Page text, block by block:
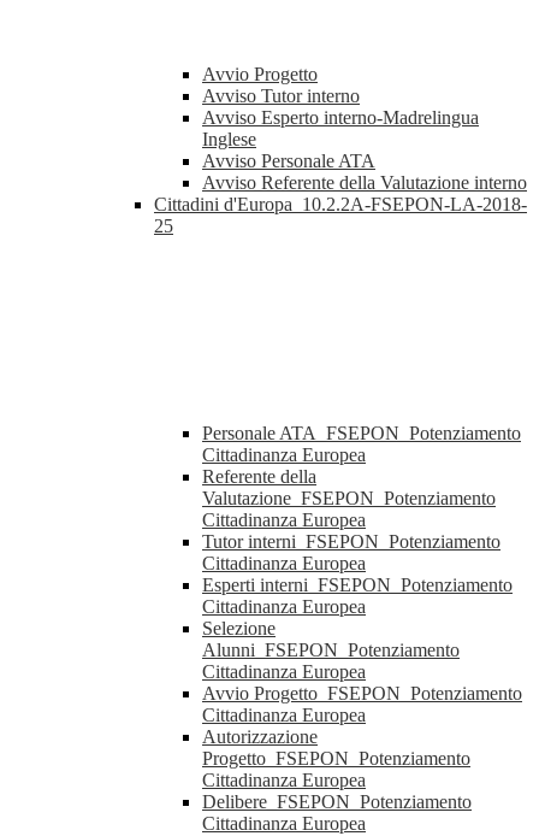
Avvio Progetto
Avviso Tutor interno
Avviso Esperto interno-Madrelingua
Inglese
Avviso Personale ATA
Avviso Referente della Valutazione interno
Cittadini d'Europa_10.2.2A-FSEPON-LA-2018-
25
Personale ATA_FSEPON_Potenziamento
Cittadinanza Europea
Referente della
Valutazione_FSEPON_Potenziamento
Cittadinanza Europea
Tutor interni_FSEPON_Potenziamento
Cittadinanza Europea
Esperti interni_FSEPON_Potenziamento
Cittadinanza Europea
Selezione
Alunni_FSEPON_Potenziamento
Cittadinanza Europea
Avvio Progetto_FSEPON_Potenziamento
Cittadinanza Europea
Autorizzazione
Progetto_FSEPON_Potenziamento
Cittadinanza Europea
Delibere_FSEPON_Potenziamento
Cittadinanza Europea